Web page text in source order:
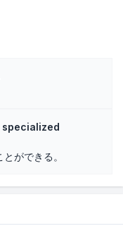
ができる。